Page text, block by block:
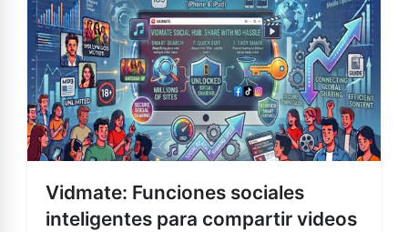
Vidmate: Funciones sociales
inteligentes para compartir videos